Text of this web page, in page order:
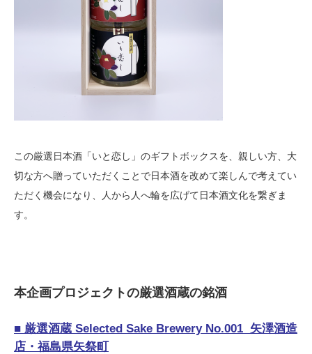
この厳選日本酒「いと恋し」のギフトボックスを、親しい方、大
切な方へ贈っていただくことで日本酒を改めて楽しんで考えてい
ただく機会になり、人から人へ輪を広げて日本酒文化を繋ぎま
す。
本企画プロジェクトの厳選酒蔵の銘酒
■ 厳選酒蔵 Selected Sake Brewery No.001 矢澤酒造
店・福島県矢祭町